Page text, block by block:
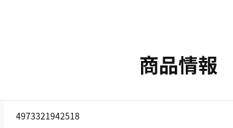
商品情報
4973321942518